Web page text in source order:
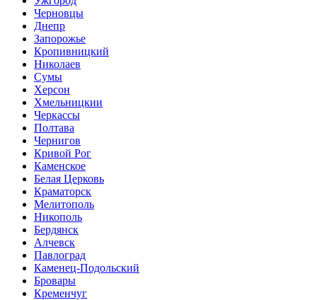
Черновцы
Днепр
Запорожье
Кропивницкий
Николаев
Сумы
Херсон
Хмельницкии
Черкассы
Полтава
Чернигов
Кривой Рог
Каменское
Белая Церковь
Краматорск
Мелитополь
Никополь
Бердянск
Алчевск
Павлоград
Каменец-Подольский
Бровары
Кременчуг